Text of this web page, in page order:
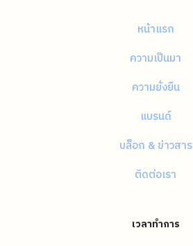
หน้าแรก
ความเป็นมา
ความยั่งยืน
แบรนด์
บล็อก & ข่าวสาร
ติดต่อเรา
เวลาทำการ